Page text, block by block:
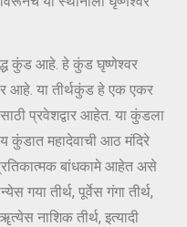
कुंड आहे. हे कुंड घृष्णेश्वर
आहे. या तीर्थकुंड हे एक एकर
प्रवेशद्वार आहेत. या कुंडला
कुंडात महादेवाची आठ मंदिरे
प्रतिकात्मक बांधकामे आहेत असे
गया तीर्थ, पूर्वेस गंगा तीर्थ,
नाशिक तीर्थ, इत्यादी